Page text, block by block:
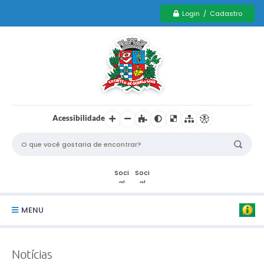
Login / Cadastro
Acessibilidade
MENU
Notícias